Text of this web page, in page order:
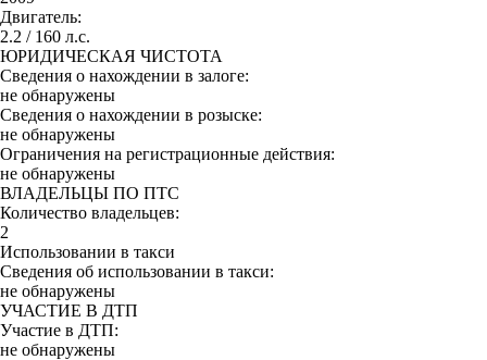
Двигатель:
2.2 / 160 л.с.
ЮРИДИЧЕСКАЯ ЧИСТОТА
Сведения о нахождении в залоге:
не обнаружены
Сведения о нахождении в розыске:
не обнаружены
Ограничения на регистрационные действия:
не обнаружены
ВЛАДЕЛЬЦЫ ПО ПТС
Количество владельцев:
2
Использовании в такси
Сведения об использовании в такси:
не обнаружены
УЧАСТИЕ В ДТП
Участие в ДТП:
не обнаружены